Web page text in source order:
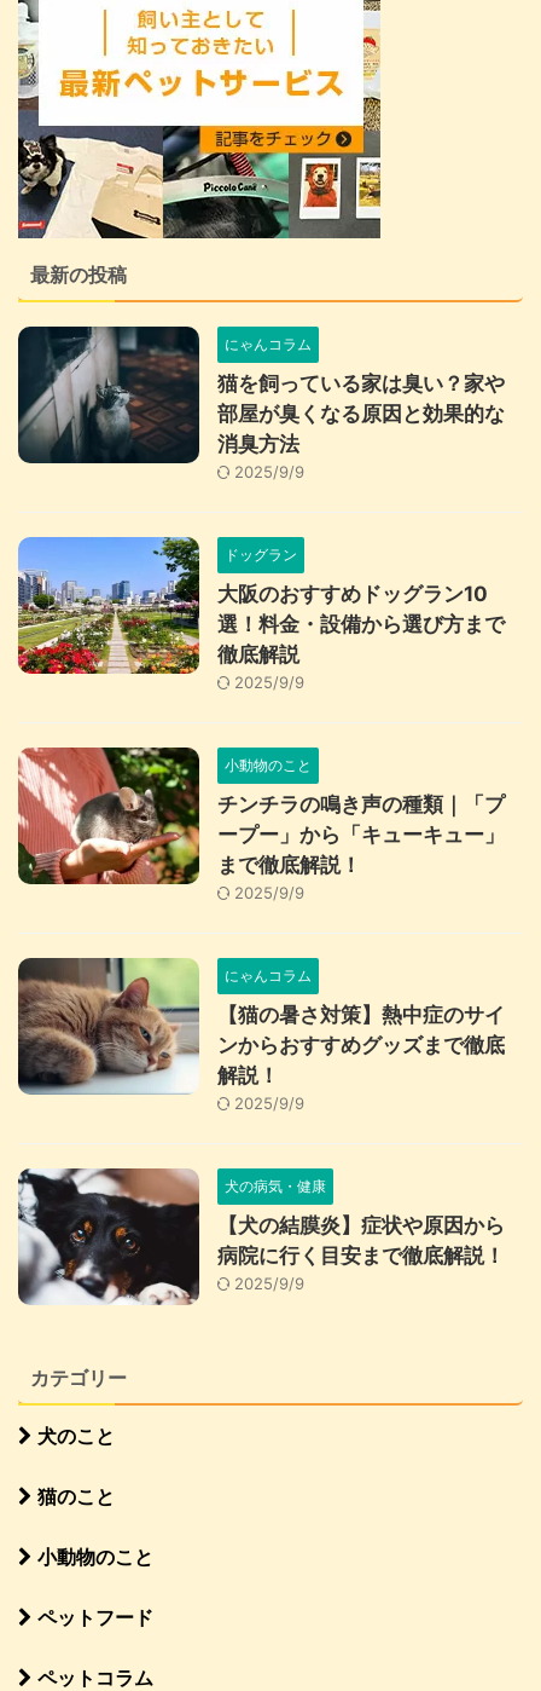
最新の投稿
にゃんコラム
猫を飼っている家は臭い？家や
部屋が臭くなる原因と効果的な
消臭方法
2025/9/9
ドッグラン
大阪のおすすめドッグラン10
選！料金・設備から選び方まで
徹底解説
2025/9/9
小動物のこと
チンチラの鳴き声の種類｜「プ
ープー」から「キューキュー」
まで徹底解説！
2025/9/9
にゃんコラム
【猫の暑さ対策】熱中症のサイ
ンからおすすめグッズまで徹底
解説！
2025/9/9
犬の病気・健康
【犬の結膜炎】症状や原因から
病院に行く目安まで徹底解説！
2025/9/9
カテゴリー
犬のこと
猫のこと
小動物のこと
ペットフード
ペットコラム